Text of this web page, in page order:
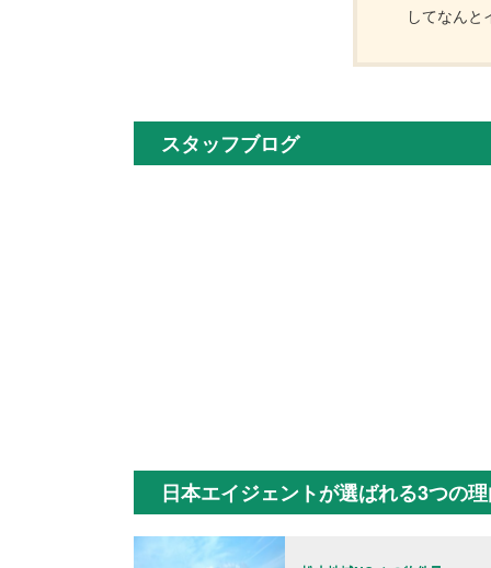
してなん
スタッフブログ
日本エイジェントが選ばれる3つの